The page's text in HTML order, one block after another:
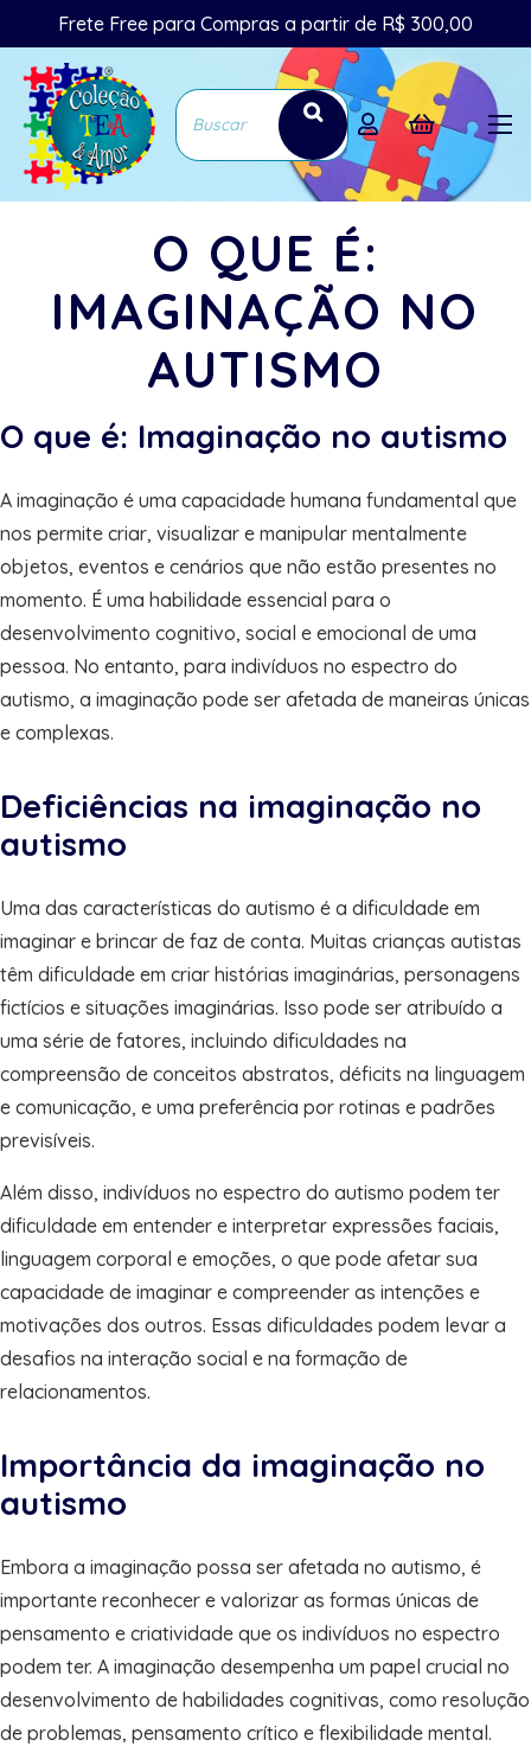
Frete Free para Compras a partir de R$ 300,00
O QUE É:
IMAGINAÇÃO NO
AUTISMO
O que é: Imaginação no autismo
A imaginação é uma capacidade humana fundamental que
nos permite criar, visualizar e manipular mentalmente
objetos, eventos e cenários que não estão presentes no
momento. É uma habilidade essencial para o
desenvolvimento cognitivo, social e emocional de uma
pessoa. No entanto, para indivíduos no espectro do
autismo, a imaginação pode ser afetada de maneiras únicas
e complexas.
Deficiências na imaginação no
autismo
Uma das características do autismo é a dificuldade em
imaginar e brincar de faz de conta. Muitas crianças autistas
têm dificuldade em criar histórias imaginárias, personagens
fictícios e situações imaginárias. Isso pode ser atribuído a
uma série de fatores, incluindo dificuldades na
compreensão de conceitos abstratos, déficits na linguagem
e comunicação, e uma preferência por rotinas e padrões
previsíveis.
Além disso, indivíduos no espectro do autismo podem ter
dificuldade em entender e interpretar expressões faciais,
linguagem corporal e emoções, o que pode afetar sua
capacidade de imaginar e compreender as intenções e
motivações dos outros. Essas dificuldades podem levar a
desafios na interação social e na formação de
relacionamentos.
Importância da imaginação no
autismo
Embora a imaginação possa ser afetada no autismo, é
importante reconhecer e valorizar as formas únicas de
pensamento e criatividade que os indivíduos no espectro
podem ter. A imaginação desempenha um papel crucial no
desenvolvimento de habilidades cognitivas, como resolução
de problemas, pensamento crítico e flexibilidade mental.